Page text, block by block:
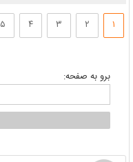
۱ ۲ ۳ ۴ ۵
برو به صفحه: